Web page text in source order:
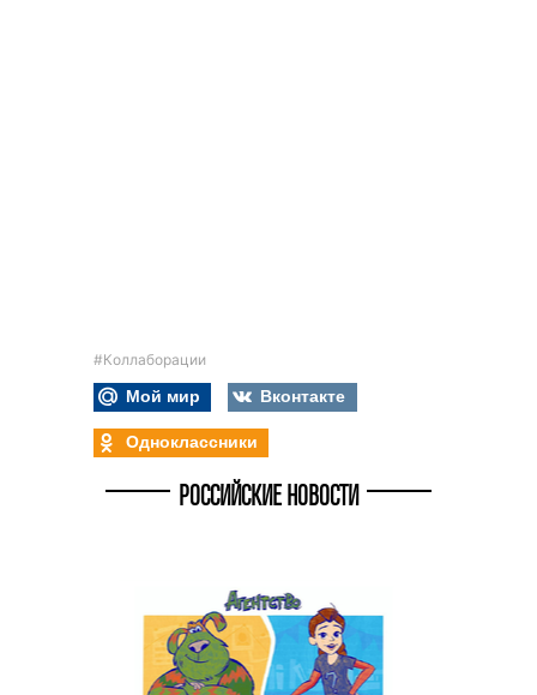
#Коллаборации
Мой мир
Вконтакте
Одноклассники
РОССИЙСКИЕ НОВОСТИ